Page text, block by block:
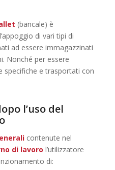
(bancale) è
di vari tipi di
ad essere immagazzinati
Nonché per essere
e trasportati con
l’uso del
contenute nel
di lavoro l’utilizzatore
di: